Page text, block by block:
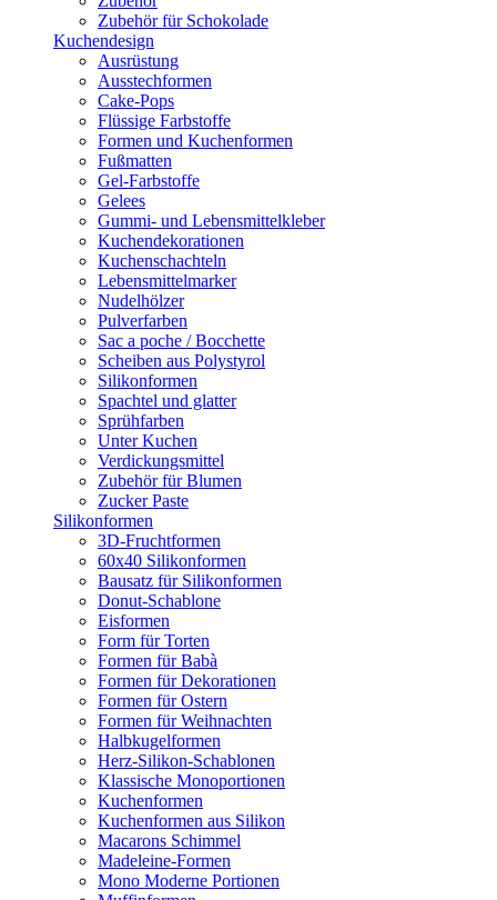
Zubehör für Schokolade
Kuchendesign
Ausrüstung
Ausstechformen
Cake-Pops
Flüssige Farbstoffe
Formen und Kuchenformen
Fußmatten
Gel-Farbstoffe
Gelees
Gummi- und Lebensmittelkleber
Kuchendekorationen
Kuchenschachteln
Lebensmittelmarker
Nudelhölzer
Pulverfarben
Sac a poche / Bocchette
Scheiben aus Polystyrol
Silikonformen
Spachtel und glatter
Sprühfarben
Unter Kuchen
Verdickungsmittel
Zubehör für Blumen
Zucker Paste
Silikonformen
3D-Fruchtformen
60x40 Silikonformen
Bausatz für Silikonformen
Donut-Schablone
Eisformen
Form für Torten
Formen für Babà
Formen für Dekorationen
Formen für Ostern
Formen für Weihnachten
Halbkugelformen
Herz-Silikon-Schablonen
Klassische Monoportionen
Kuchenformen
Kuchenformen aus Silikon
Macarons Schimmel
Madeleine-Formen
Mono Moderne Portionen